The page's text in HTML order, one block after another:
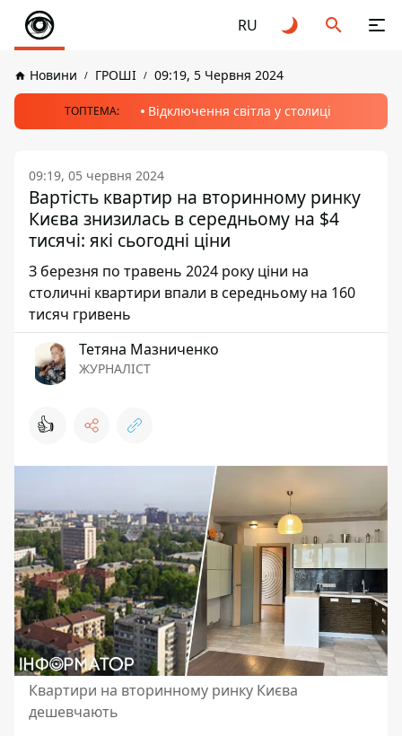
RU
Новини ГРОШІ 09:19, 5 Червня 2024
ТОПТЕМА: Відключення світла у столиці
09:19, 05 червня 2024
Вартість квартир на вторинному ринку
Києва знизилась в середньому на $4
тисячі: які сьогодні ціни
З березня по травень 2024 року ціни на
столичні квартири впали в середньому на 160
тисяч гривень
Тетяна Мазниченко
ЖУРНАЛІСТ
👍
Квартири на вторинному ринку Києва
дешевчають